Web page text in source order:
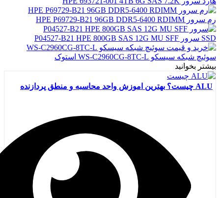
رم سرور HPE P69729-B21 96GB DDR5-6400 RDIMM
SSD سرور P04527-B21 HPE 800GB SAS 12G MU SFF
سوئیچ شبکه سیسکو WS-C2960CG-8TC-L استوک
بیشتر بخوانید
ALU چیست؟ بهترین اموزش واحد محاسبه و منطق پردازنده